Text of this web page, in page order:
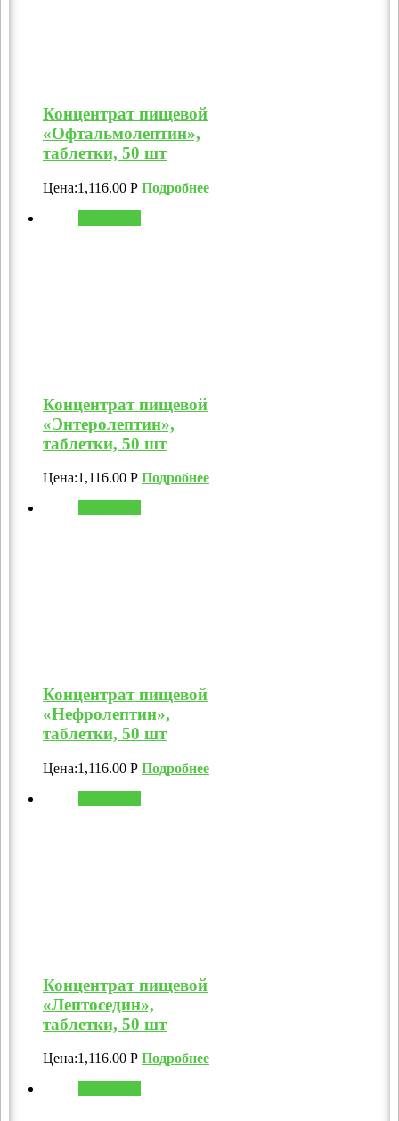
Концентрат пищевой
«Офтальмолептин»,
таблетки, 50 шт
Цена:1,116.00 Р Подробнее
Концентрат пищевой
«Энтеролептин»,
таблетки, 50 шт
Цена:1,116.00 Р Подробнее
Концентрат пищевой
«Нефролептин»,
таблетки, 50 шт
Цена:1,116.00 Р Подробнее
Концентрат пищевой
«Лептоседин»,
таблетки, 50 шт
Цена:1,116.00 Р Подробнее